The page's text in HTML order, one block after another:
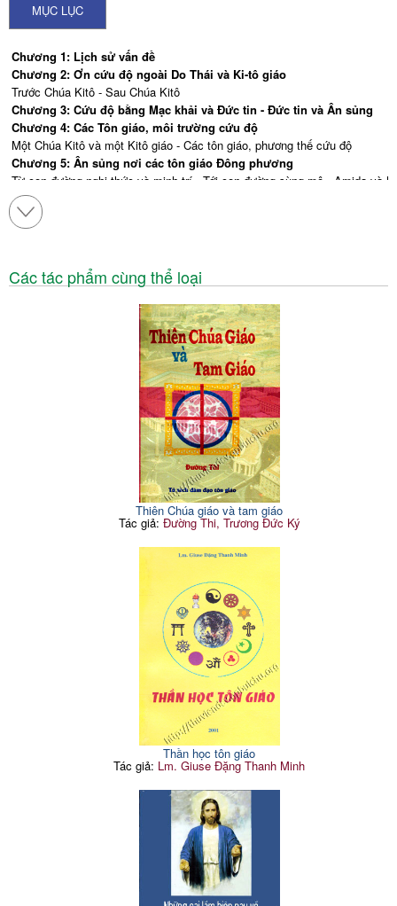
MỤC LỤC
Chương 1: Lịch sử vấn đề
Chương 2: Ơn cứu độ ngoài Do Thái và Ki-tô giáo
Trước Chúa Kitô - Sau Chúa Kitô
Chương 3: Cứu độ bằng Mạc khải và Đức tin - Đức tin và Ân sủng
Chương 4: Các Tôn giáo, môi trường cứu độ
Một Chúa Kitô và một Kitô giáo - Các tôn giáo, phương thế cứu độ
Chương 5: Ân sủng nơi các tôn giáo Đông phương
Từ con đường nghi thức và minh trí - Tới con đường sùng mộ - Amida và
Kết luận: Một thái độ và một đường lối
Sách tham khảo
Mục lục
Các tác phẩm cùng thể loại
Thiên Chúa giáo và tam giáo
Tác giả: Đường Thi, Trương Đức Ký
Thần học tôn giáo
Tác giả: Lm. Giuse Đặng Thanh Minh